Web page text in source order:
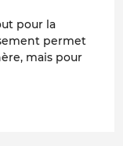
pour la
permet
mais pour